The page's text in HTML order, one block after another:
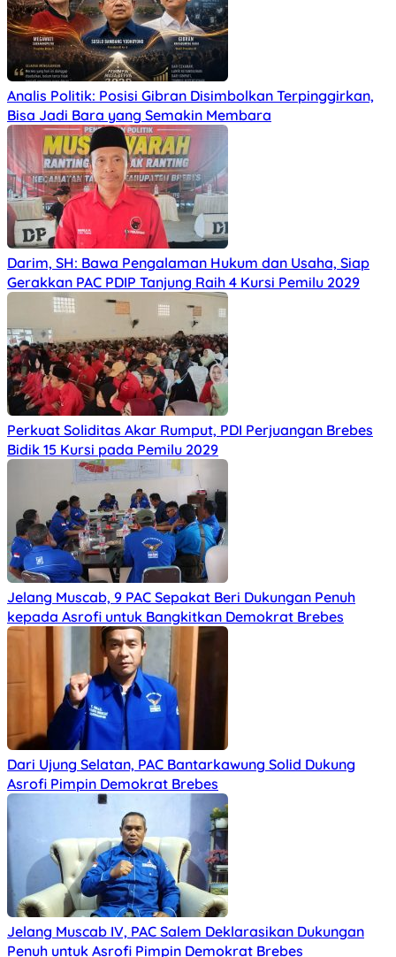
Analis Politik: Posisi Gibran Disimbolkan Terpinggirkan,
Bisa Jadi Bara yang Semakin Membara
Darim, SH: Bawa Pengalaman Hukum dan Usaha, Siap
Gerakkan PAC PDIP Tanjung Raih 4 Kursi Pemilu 2029
Perkuat Soliditas Akar Rumput, PDI Perjuangan Brebes
Bidik 15 Kursi pada Pemilu 2029
Jelang Muscab, 9 PAC Sepakat Beri Dukungan Penuh
kepada Asrofi untuk Bangkitkan Demokrat Brebes
Dari Ujung Selatan, PAC Bantarkawung Solid Dukung
Asrofi Pimpin Demokrat Brebes
Jelang Muscab IV, PAC Salem Deklarasikan Dukungan
Penuh untuk Asrofi Pimpin Demokrat Brebes